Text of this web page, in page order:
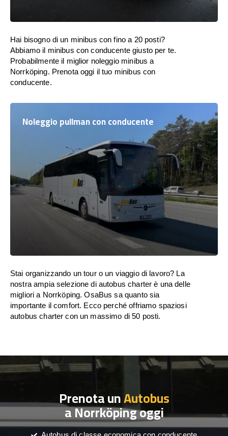
Hai bisogno di un minibus con fino a 20 posti?
Abbiamo il minibus con conducente giusto per te.
Probabilmente il miglior noleggio minibus a
Norrköping. Prenota oggi il tuo minibus con
conducente.
Noleggio pullman con conducente
Stai organizzando un tour o un viaggio di lavoro? La
nostra ampia selezione di autobus charter è una delle
migliori a Norrköping. OsaBus sa quanto sia
importante il comfort. Ecco perché offriamo spaziosi
autobus charter con un massimo di 50 posti.
Prenota unAutobus
a Norrköping oggi